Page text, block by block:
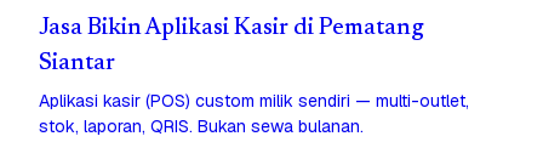
Jasa Bikin Aplikasi Kasir di Pematang
Siantar
Aplikasi kasir (POS) custom milik sendiri — multi-outlet,
stok, laporan, QRIS. Bukan sewa bulanan.